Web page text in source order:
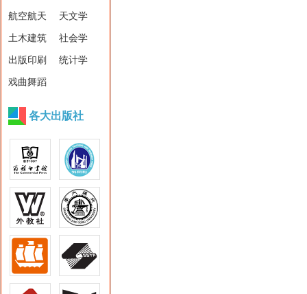
航空航天 天文学
土木建筑 社会学
出版印刷 统计学
戏曲舞蹈
各大出版社